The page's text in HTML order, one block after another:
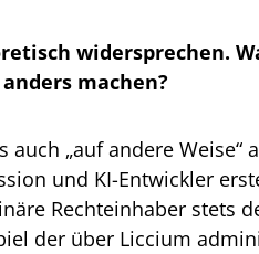
widersprechen.
machen?
„auf andere
und KI-Entwickler
Rechteinhaber stets
der über Liccium